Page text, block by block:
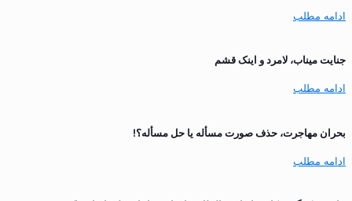
ادامه مطلب
جنایت میناب، لامرد و اینک قشم
ادامه مطلب
بحران مهاجرت‌، حذف صورت مسأله یا حل مسأله؟!
ادامه مطلب